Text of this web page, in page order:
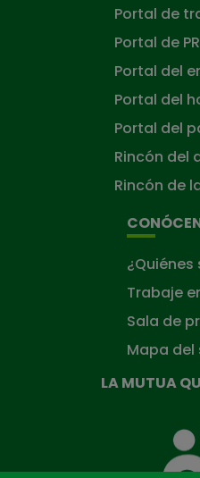
Portal de
Portal de
Portal del
Portal del
Portal del
Rincón del
Rincón de
¿Quiénes
Trabaje
Sala de
Mapa del
LA MUTUA
Mutua
que